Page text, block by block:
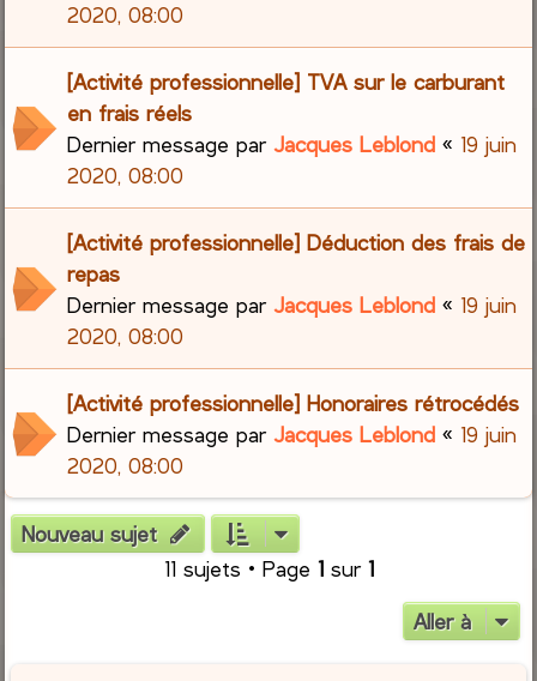
2020, 08:00
[Activité professionnelle] TVA sur le carburant
en frais réels
Dernier message parJacques Leblond « 19 juin
2020, 08:00
[Activité professionnelle] Déduction des frais de
repas
Dernier message parJacques Leblond « 19 juin
2020, 08:00
[Activité professionnelle] Honoraires rétrocédés
Dernier message parJacques Leblond « 19 juin
2020, 08:00
Nouveau sujet
11 sujets • Page 1sur 1
Aller à